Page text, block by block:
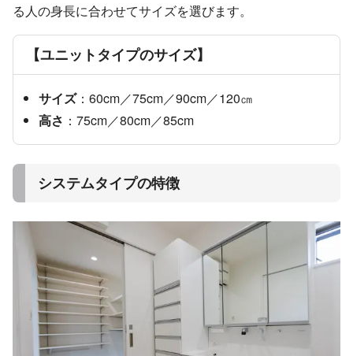
る人の身長に合わせてサイズを選びます。
【ユニットタイプのサイズ】
サイズ：60cm／75cm／90cm／120㎝
高さ ：75cm／80cm／85cm
システムタイプの特徴